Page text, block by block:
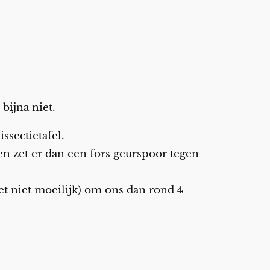
bijna niet.
zet er dan een fors geurspoor tegen
niet moeilijk) om ons dan rond 4